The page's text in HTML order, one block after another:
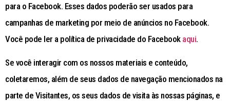
para o Facebook. Esses dados poderão ser usados para
campanhas de marketing por meio de anúncios no Facebook.
Você pode ler a política de privacidade do Facebook aqui.
Se você interagir com os nossos materiais e conteúdo,
coletaremos, além de seus dados de navegação mencionados na
parte de Visitantes, os seus dados de visita às nossas páginas, e